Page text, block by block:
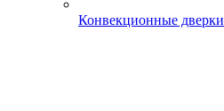
Конвекционные дверки